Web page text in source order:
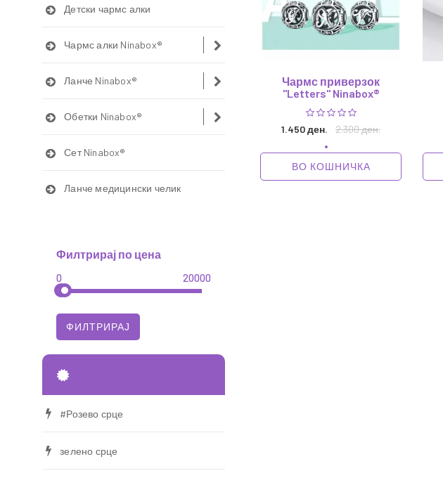
Чармс приверзок
"Letters" Ninabox®
1.450 ден. 2.300 ден.
ВО КОШНИЧКА
Детски чармс алки
Чармс алки Ninabox®
Ланче Ninabox®
Обетки Ninabox®
Сет Ninabox®
Ланче медицински челик
Филтрирај по цена
0 20000
#Розево срце
зелено срце